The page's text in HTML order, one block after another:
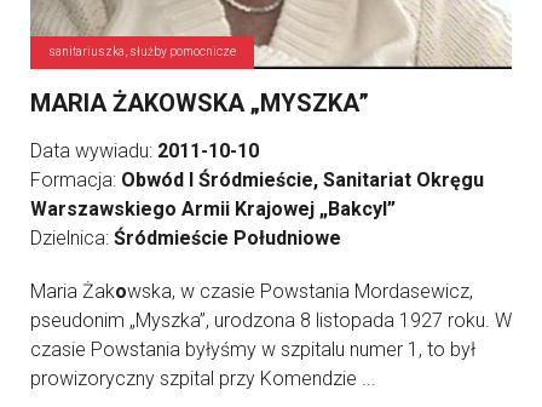
sanitariuszka, służby pomocnicze
MARIA ŻAKOWSKA „MYSZKA”
Data wywiadu: 2011-10-10
Formacja: Obwód I Śródmieście, Sanitariat Okręgu
Warszawskiego Armii Krajowej „Bakcyl”
Dzielnica: Śródmieście Południowe
Maria Żakowska, w czasie Powstania Mordasewicz,
pseudonim „Myszka”, urodzona 8 listopada 1927 roku. W
czasie Powstania byłyśmy w szpitalu numer 1, to był
prowizoryczny szpital przy Komendzie ...